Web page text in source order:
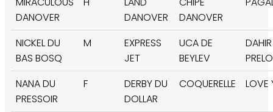
DANOVER
DANOVER
DANOVER
NICKEL DU
BAS BOSQ
M
EXPRESS
JET
UCA DE
BEYLEV
NANA DU
PRESSOIR
F
DERBY DU
DOLLAR
COQUERELLE LOVE